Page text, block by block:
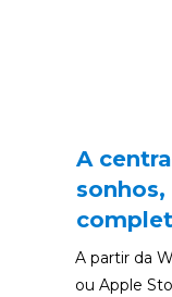
A
A partir da
ou Apple